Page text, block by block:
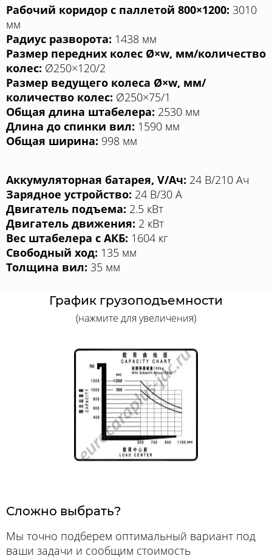
Рабочий коридор с паллетой 800×1200: 3010
мм
Радиус разворота: 1438 мм
Размер передних колес Ø×w, мм/количество
колес: Ø250×120/2
Размер ведущего колеса Ø×w, мм/
количество колес: Ø250×75/1
Общая длина штабелера: 2530 мм
Длина до спинки вил: 1590 мм
Общая ширина: 998 мм
Аккумуляторная батарея, V/Aч: 24 В/210 Aч
Зарядное устройство: 24 В/30 A
Двигатель подъема: 2.5 кВт
Двигатель движения: 2 кВт
Вес штабелера с АКБ: 1604 кг
Свободный ход: 135 мм
Толщина вил: 35 мм
График грузоподъемности
(нажмите для увеличения)
Сложно выбрать?
Мы точно подберем оптимальный вариант под
ваши задачи и сообщим стоимость